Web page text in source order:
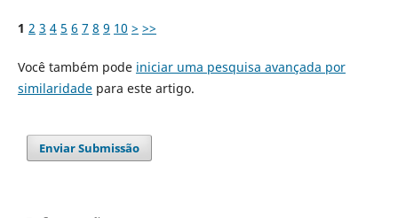
1 2 3 4 5 6 7 8 9 10 > >>
Você também pode iniciar uma pesquisa avançada por
similaridadepara este artigo.
Enviar Submissão